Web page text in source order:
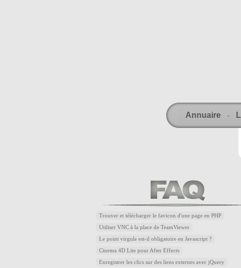
Annuaire -
Trouver et télécharger le favicon d'une page en PHP
Utiliser VNC à la place de TeamViewer
Le point virgule est-il obligatoire en Javascript ?
Cinema 4D Lite pour After Effects
Enregistrer les clics sur des liens externes avec jQuery